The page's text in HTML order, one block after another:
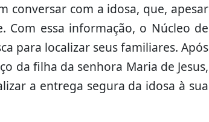
conversar com a idosa, que, apesar
Com essa informação, o Núcleo de
para localizar seus familiares. Após
da filha da senhora Maria de Jesus,
a entrega segura da idosa à sua